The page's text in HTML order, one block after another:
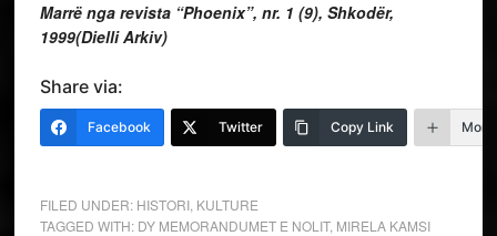
Marrë nga revista “Phoenix”, nr. 1 (9), Shkodër,
1999(Dielli Arkiv)
Share via:
Facebook Twitter Copy Link More
FILED UNDER: HISTORI, KULTURE
TAGGED WITH: DY MEMORANDUMET E NOLIT, MIRELA KAMSI